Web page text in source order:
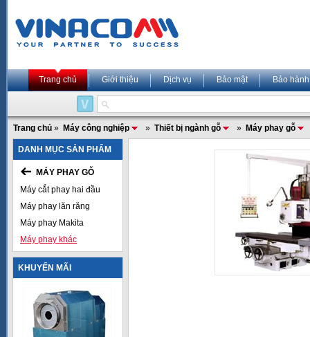
Trang chủ Giới thiệu Dịch vụ Bảo mật Bảo hành
Trang chủ » Máy công nghiệp » Thiết bị ngành gỗ » Máy phay gỗ
DANH MỤC SẢN PHẨM
MÁY PHAY GỖ
Máy cắt phay hai đầu
Máy phay lăn răng
Máy phay Makita
Máy phay khác
KHUYẾN MÃI